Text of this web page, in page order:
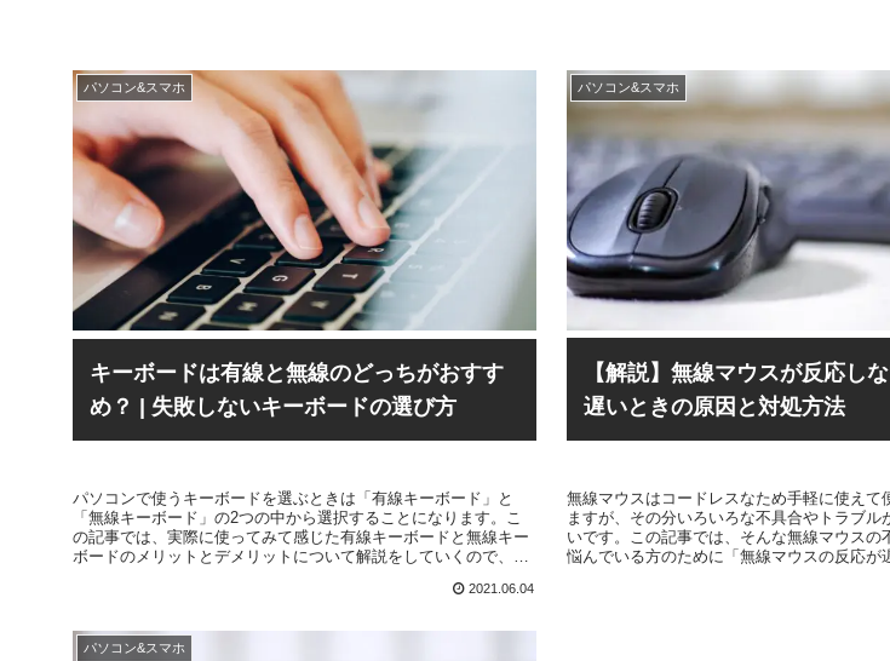
パソコン&スマホ
キーボードは有線と無線のどっちがおすす
め？ | 失敗しないキーボードの選び方
パソコンで使うキーボードを選ぶときは「有線キーボード」と
「無線キーボード」の2つの中から選択することになります。こ
の記事では、実際に使ってみて感じた有線キーボードと無線キー
ボードのメリットとデメリットについて解説をしていくので、ぜ
2021.06.04
パソコン&スマホ
【解説】無線マウスが反応し
遅いときの原因と対処方法
無線マウスはコードレスなため手軽に使えて
ますが、その分いろいろな不具合やトラブル
いです。この記事では、そんな無線マウスの
悩んでいる方のために「無線マウスの反応が
パソコン&スマホ